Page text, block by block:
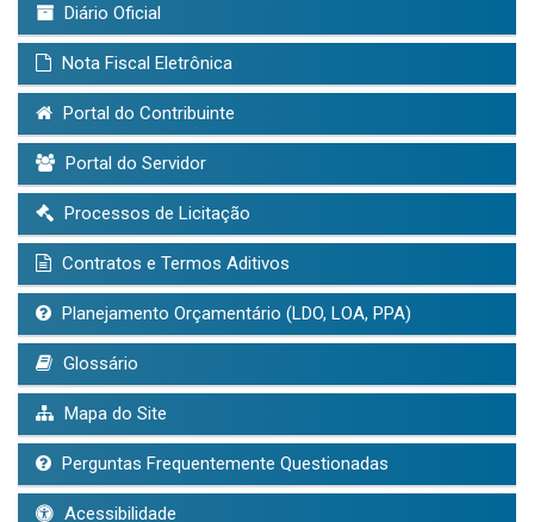
Diário Oficial
Nota Fiscal Eletrônica
Portal do Contribuinte
Portal do Servidor
Processos de Licitação
Contratos e Termos Aditivos
Planejamento Orçamentário (LDO, LOA, PPA)
Glossário
Mapa do Site
Perguntas Frequentemente Questionadas
Acessibilidade